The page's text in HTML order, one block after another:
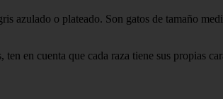
azulado o plateado. Son gatos de tamaño
en cuenta que cada raza tiene sus propias